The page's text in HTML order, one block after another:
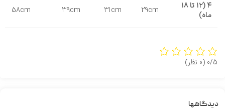
۴ (۱۲ تا ۱۸
ماه)
29cm
31cm
39cm
58cm
0/5 (0 نظر)
دیدگاهها